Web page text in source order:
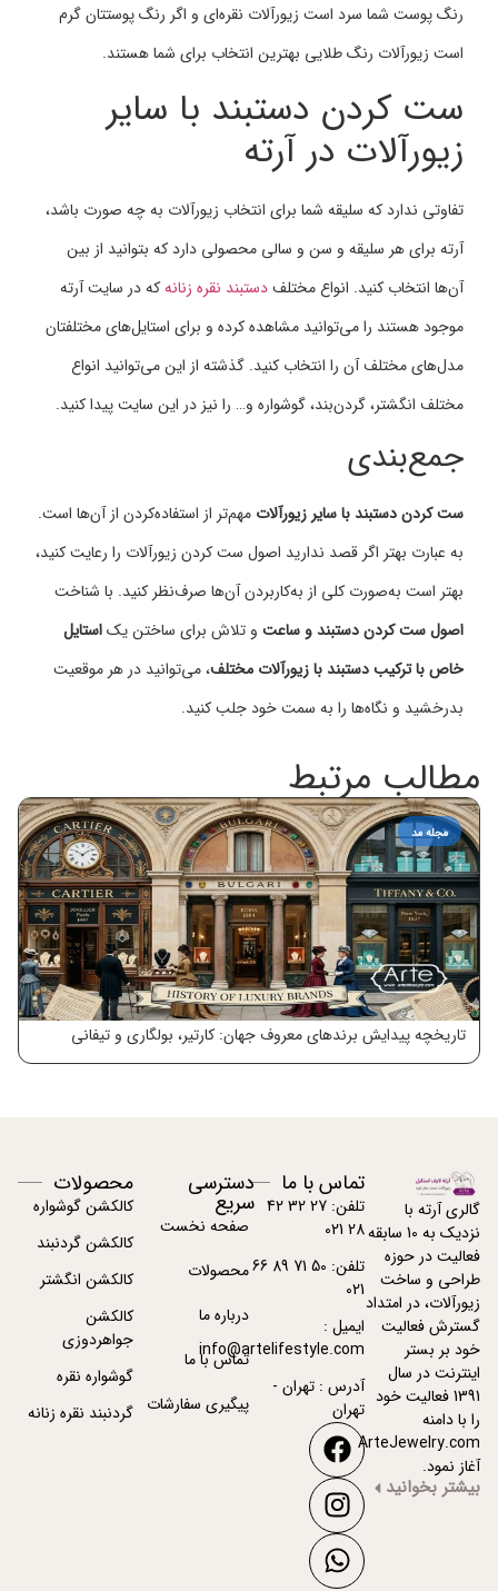
رنگ پوست شما سرد است زیورآلات نقره‌ای و اگر رنگ پوستتان گرم
است زیورآلات رنگ طلایی بهترین انتخاب برای شما هستند.
ست کردن دستبند با سایر
زیورآلات در آرته
تفاوتی ندارد که سلیقه شما برای انتخاب زیورآلات به چه صورت باشد،
آرته برای هر سلیقه و سن و سالی محصولی دارد که بتوانید از بین
آن‌ها انتخاب کنید. انواع مختلفدستبند نقره زنانهکه در سایت آرته
موجود هستند را می‌توانید مشاهده کرده و برای استایل‌های مختلفتان
مدل‌های مختلف آن را انتخاب کنید. گذشته از این می‌توانید انواع
مختلف انگشتر، گردن‌بند، گوشواره و… را نیز در این سایت پیدا کنید.
جمع‌بندی
ست کردن دستبند با سایر زیورآلاتمهم‌تر از استفاده‌کردن از آن‌ها است.
به عبارت بهتر اگر قصد ندارید اصول ست کردن زیورآلات را رعایت کنید،
بهتر است به‌صورت کلی از به‌کاربردن آن‌ها صرف‌نظر کنید. با شناخت
اصول ست کردن دستبند و ساعتو تلاش برای ساختن یکاستایل
خاص با ترکیب دستبند با زیورآلات مختلف، می‌توانید در هر موقعیت
بدرخشید و نگاه‌ها را به سمت خود جلب کنید.
مطالب مرتبط
مجله مد
تاریخچه پیدایش برندهای معروف جهان: کارتیر، بولگاری و تیفانی
گالری آرته با
نزدیک به 10 سابقه
فعالیت در حوزه
طراحی و ساخت
زیورآلات، در امتداد
گسترش فعالیت
خود بر بستر
اینترنت در سال
1391 فعالیت خود
را با دامنه
ArteJewelry.com
آغاز نمود.
بیشتر بخوانید
تماس با ما
تلفن: 27 32 42
28 021
تلفن: 50 71 89 66
021
ایمیل :
info@artelifestyle.com
آدرس : تهران -
تهران
دسترسی
سریع
صفحه نخست
محصولات
درباره ما
تماس با ما
پیگیری سفارشات
محصولات
کالکشن گوشواره
کالکشن گردنبند
کالکشن انگشتر
کالکشن
جواهردوزی
گوشواره نقره
گردنبند نقره زنانه